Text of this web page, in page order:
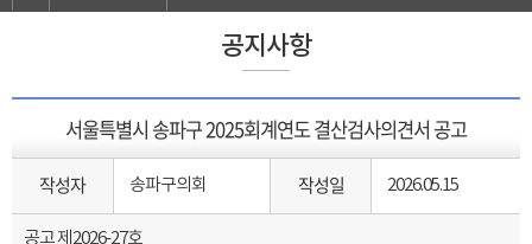
공지사항
서울특별시 송파구 2025회계연도 결산검사의견서 공고
작성자 송파구의회 작성일 2026.05.15
공고 제2026-27호